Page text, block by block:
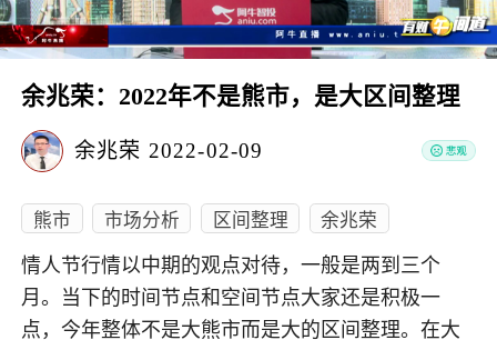
余兆荣：2022年不是熊市，是大区间整理
余兆荣 2022-02-09
熊市 市场分析 区间整理 余兆荣
情人节行情以中期的观点对待，一般是两到三个
月。当下的时间节点和空间节点大家还是积极一
点，今年整体不是大熊市而是大的区间整理。在大